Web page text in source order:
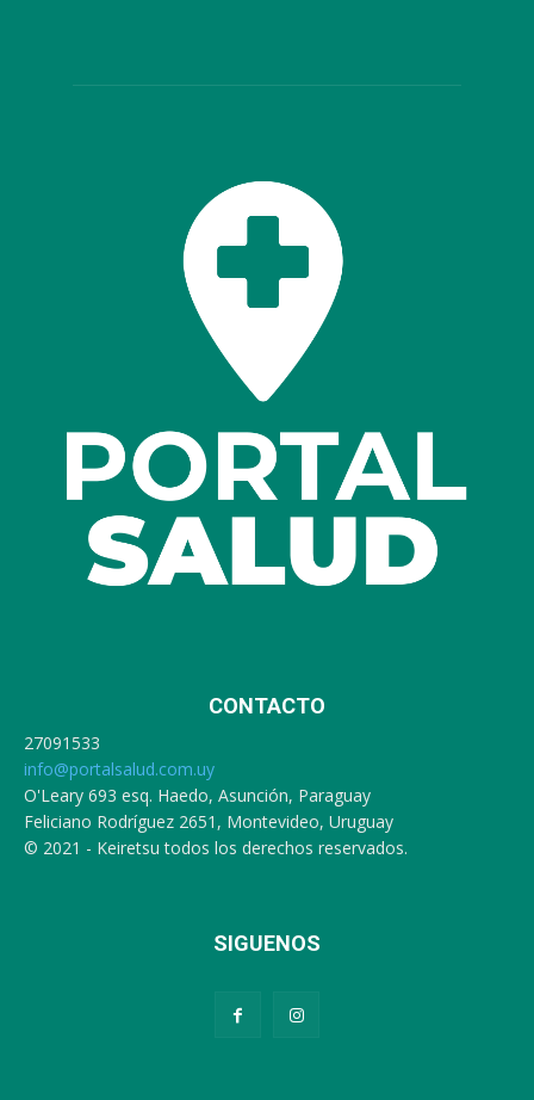
CONTACTO
27091533
info@portalsalud.com.uy
O'Leary 693 esq. Haedo, Asunción, Paraguay
Feliciano Rodríguez 2651, Montevideo, Uruguay
© 2021 - Keiretsu todos los derechos reservados.
SIGUENOS